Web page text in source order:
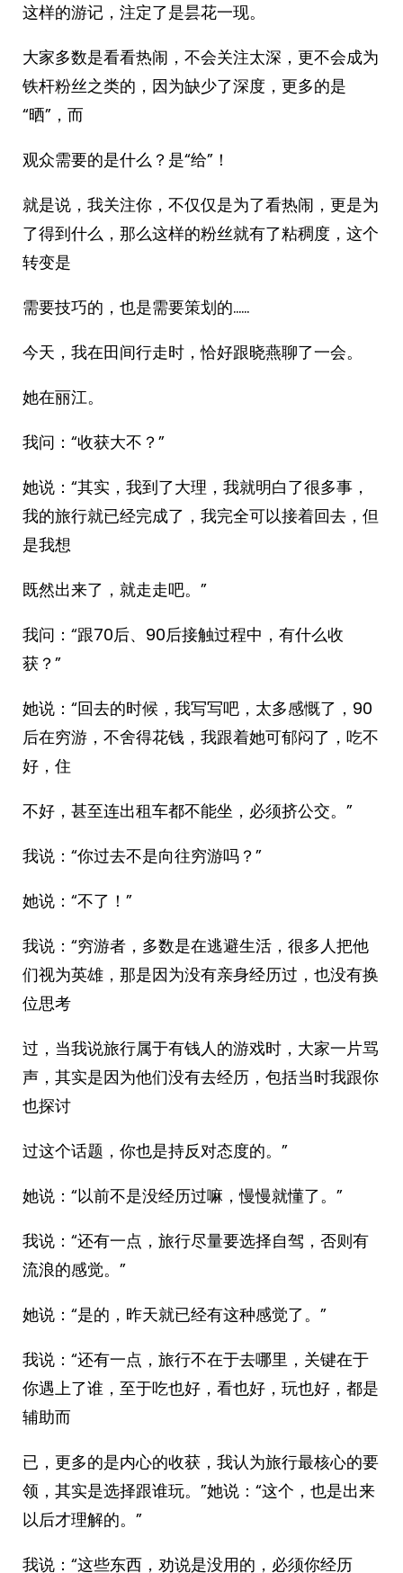
这样的游记，注定了是昙花一现。
大家多数是看看热闹，不会关注太深，更不会成为
铁杆粉丝之类的，因为缺少了深度，更多的是
“晒”，而
观众需要的是什么？是“给”！
就是说，我关注你，不仅仅是为了看热闹，更是为
了得到什么，那么这样的粉丝就有了粘稠度，这个
转变是
需要技巧的，也是需要策划的……
今天，我在田间行走时，恰好跟晓燕聊了一会。
她在丽江。
我问：“收获大不？”
她说：“其实，我到了大理，我就明白了很多事，
我的旅行就已经完成了，我完全可以接着回去，但
是我想
既然出来了，就走走吧。”
我问：“跟70后、90后接触过程中，有什么收
获？”
她说：“回去的时候，我写写吧，太多感慨了，90
后在穷游，不舍得花钱，我跟着她可郁闷了，吃不
好，住
不好，甚至连出租车都不能坐，必须挤公交。”
我说：“你过去不是向往穷游吗？”
她说：“不了！”
我说：“穷游者，多数是在逃避生活，很多人把他
们视为英雄，那是因为没有亲身经历过，也没有换
位思考
过，当我说旅行属于有钱人的游戏时，大家一片骂
声，其实是因为他们没有去经历，包括当时我跟你
也探讨
过这个话题，你也是持反对态度的。”
她说：“以前不是没经历过嘛，慢慢就懂了。”
我说：“还有一点，旅行尽量要选择自驾，否则有
流浪的感觉。”
她说：“是的，昨天就已经有这种感觉了。”
我说：“还有一点，旅行不在于去哪里，关键在于
你遇上了谁，至于吃也好，看也好，玩也好，都是
辅助而
已，更多的是内心的收获，我认为旅行最核心的要
领，其实是选择跟谁玩。”她说：“这个，也是出来
以后才理解的。”
我说：“这些东西，劝说是没用的，必须你经历